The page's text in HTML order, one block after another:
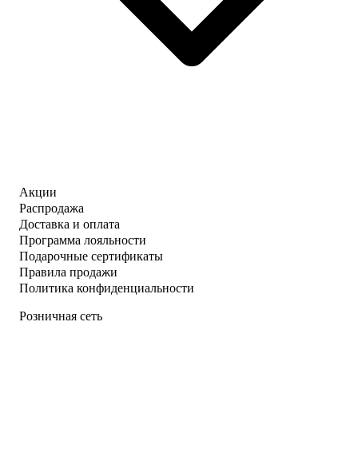
Акции
Распродажа
Доставка и оплата
Программа лояльности
Подарочные сертификаты
Правила продажи
Политика конфиденциальности
Розничная сеть